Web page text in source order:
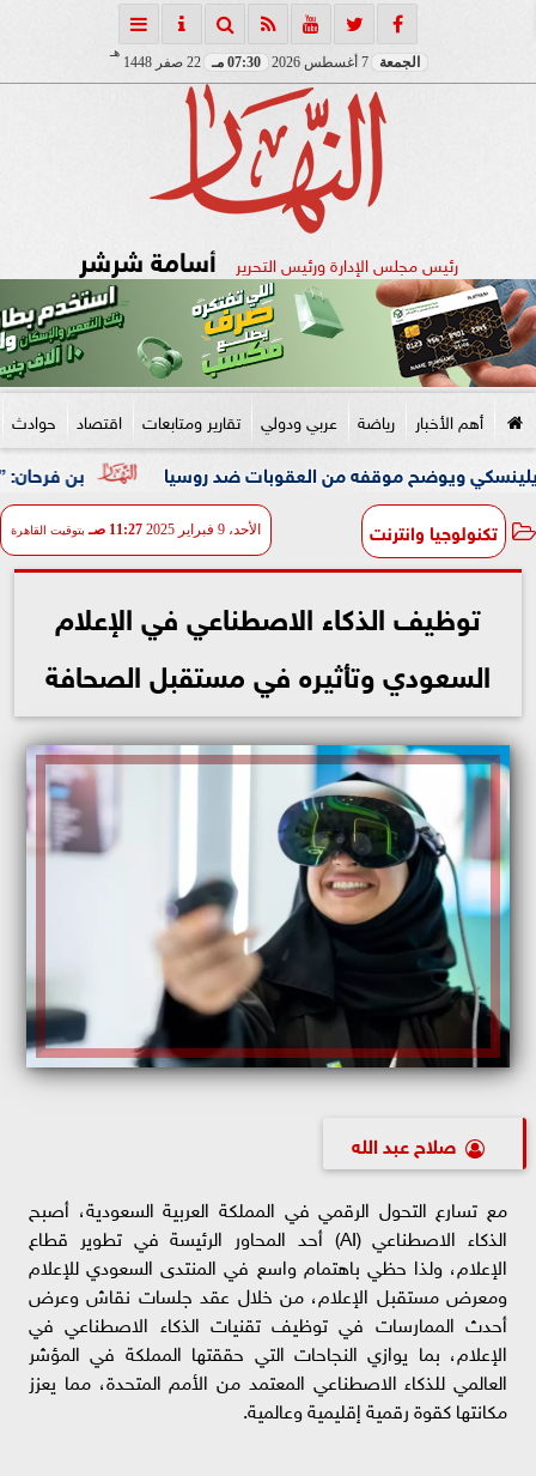
الجمعة 7 أغسطس 2026 07:30 مـ 22 صفر 1448
هـ
رئيس مجلس الإدارة ورئيس التحرير أسامة شرشر
أهم الأخبار رياضة عربي ودولي تقارير ومتابعات اقتصاد حوادث
بن فرحان: ”اتفاقية موقفه من العقوبات ضد روسيا
تكنولوجيا وانترنت الأحد، 9 فبراير 2025 11:27 صـ بتوقيت القاهرة
توظيف الذكاء الاصطناعي في الإعلام
السعودي وتأثيره في مستقبل الصحافة
صلاح عبد الله
مع تسارع التحول الرقمي في المملكة العربية السعودية، أصبح
الذكاء الاصطناعي (AI) أحد المحاور الرئيسة في تطوير قطاع
الإعلام، ولذا حظي باهتمام واسع في المنتدى السعودي للإعلام
ومعرض مستقبل الإعلام، من خلال عقد جلسات نقاش وعرض
أحدث الممارسات في توظيف تقنيات الذكاء الاصطناعي في
الإعلام، بما يوازي النجاحات التي حققتها المملكة في المؤشر
العالمي للذكاء الاصطناعي المعتمد من الأمم المتحدة، مما يعزز
مكانتها كقوة رقمية إقليمية وعالمية.